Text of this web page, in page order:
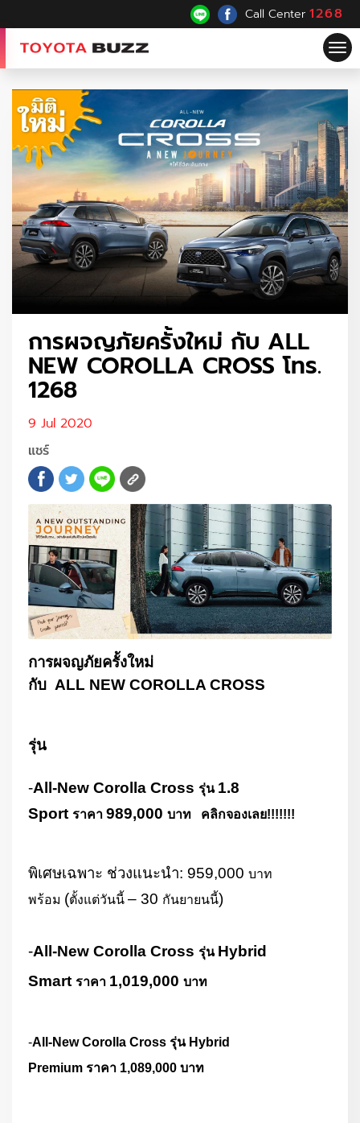
Call Center 1268
การผจญภัยครั้งใหม่ กับ ALL
NEW COROLLA CROSS โทร.
1268
9 Jul 2020
แชร์
การผจญภัยครั้งใหม่
กับ ALL NEW COROLLA CROSS
รุ่น
-All-New Corolla Cross รุ่น 1.8
Sport ราคา 989,000 บาท คลิกจองเลย!!!!!!!
พิเศษเฉพาะ ช่วงแนะนำ: 959,000 บาท
พร้อม (ตั้งแต่วันนี้ – 30 กันยายนนี้)
-All-New Corolla Cross รุ่น Hybrid
Smart ราคา 1,019,000 บาท
-All-New Corolla Cross รุ่น Hybrid
Premium ราคา 1,089,000 บาท